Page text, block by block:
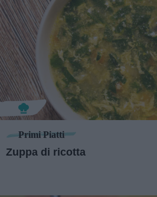
Primi Piatti
Zuppa di ricotta